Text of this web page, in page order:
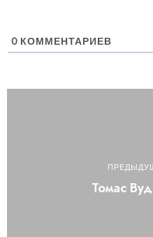
0 КОММЕНТАРИЕВ
Томас